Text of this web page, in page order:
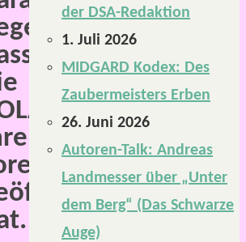
der DSA-Redaktion
1. Juli 2026
MIDGARD Kodex: Des
Zaubermeisters Erben
26. Juni 2026
Autoren-Talk: Andreas
Landmesser über „Unter
dem Berg“ (Das Schwarze
Auge)